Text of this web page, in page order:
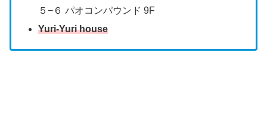
５−６ パオコンパウンド 9F
Yuri-Yuri house